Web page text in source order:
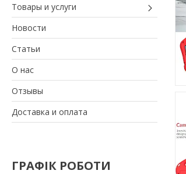
Товары и услуги
Новости
Статьи
О нас
Отзывы
Доставка и оплата
ГРАФІК РОБОТИ